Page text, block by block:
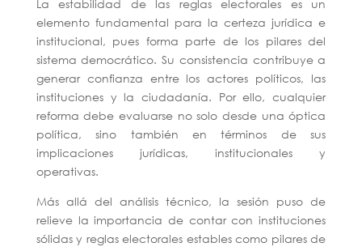
La estabilidad de las reglas electorales es un
elemento fundamental para la certeza jurídica e
institucional, pues forma parte de los pilares del
sistema democrático. Su consistencia contribuye a
generar confianza entre los actores políticos, las
instituciones y la ciudadanía. Por ello, cualquier
reforma debe evaluarse no solo desde una óptica
política, sino también en términos de sus
implicaciones jurídicas, institucionales y
operativas.
Más allá del análisis técnico, la sesión puso de
relieve la importancia de contar con instituciones
sólidas y reglas electorales estables como pilares de